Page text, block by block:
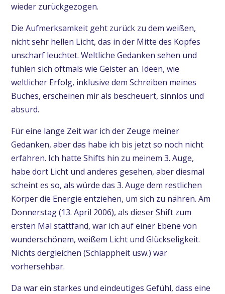
wieder zurückgezogen.
Die Aufmerksamkeit geht zurück zu dem weißen,
nicht sehr hellen Licht, das in der Mitte des Kopfes
unscharf leuchtet. Weltliche Gedanken sehen und
fühlen sich oftmals wie Geister an. Ideen, wie
weltlicher Erfolg, inklusive dem Schreiben meines
Buches, erscheinen mir als bescheuert, sinnlos und
absurd.
Für eine lange Zeit war ich der Zeuge meiner
Gedanken, aber das habe ich bis jetzt so noch nicht
erfahren. Ich hatte Shifts hin zu meinem 3. Auge,
habe dort Licht und anderes gesehen, aber diesmal
scheint es so, als würde das 3. Auge dem restlichen
Körper die Energie entziehen, um sich zu nähren. Am
Donnerstag (13. April 2006), als dieser Shift zum
ersten Mal stattfand, war ich auf einer Ebene von
wunderschönem, weißem Licht und Glückseligkeit.
Nichts dergleichen (Schlappheit usw.) war
vorhersehbar.
Da war ein starkes und eindeutiges Gefühl, dass eine